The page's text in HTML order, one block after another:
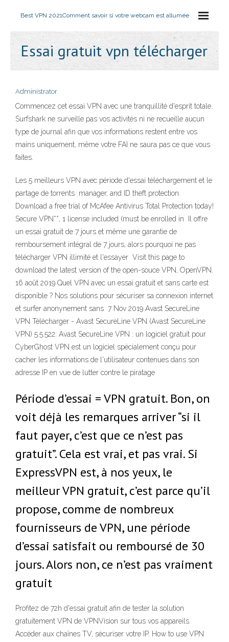
Best VPN 2021Comment savoir si votre webcam est allumée
Essai gratuit vpn télécharger
Administrator
Commencez cet essai VPN avec une tranquillité d'esprit totale.
Surfshark ne surveille pas vos activités ni ne recueille aucun
type de journal afin que vos informations restent entre vos
mains uniquement, même votre FAI ne saura pas ce que vous
faites.
Les 5 meilleurs VPN avec période d'essai téléchargement et le
partage de torrents manager, and ID theft protection.
Download a free trial of McAfee Antivirus Total Protection today!
Secure VPN**, 1 license included (must be enrolled in Il offre
un essai gratuit de 7 jours et même une garantie de
remboursement intégral de 7 jours, alors pourquoi ne pas
télécharger VPN illimité et l'essayer Visit this page to
download the latest version of the open-souce VPN, OpenVPN.
16 août 2019 Quel VPN avec un essai gratuit et sans carte est
disponible ? Nos solutions pour sécuriser sa connexion internet
et surfer anonynement sans 7 Nov 2019 Avast SecureLine
VPN Télécharger - Avast SecureLine VPN (Avast SecureLine
VPN) 5.5.522: Avast SecureLine VPN : un logiciel gratuit pour
CyberGhost VPN est un logiciel spécialement conçu pour
cacher les informations de l'utilisateur contenues dans son
adresse IP en vue de lutter contre le piratage
Période d’essai = VPN gratuit. Bon, on
voit déjà les remarques arriver “si il
faut payer, c’est que ce n’est pas
gratuit”. Cela est vrai, et pas vrai. Si
ExpressVPN est, à nos yeux, le
meilleur VPN gratuit, c’est parce qu’il
propose, comme de nombreux
fournisseurs de VPN, une période
d’essai satisfait ou remboursé de 30
jours. Alors non, ce n’est pas vraiment
gratuit
Profitez de 72h d'essai gratuit afin de tester la solution
gratuitement VPN de VPNVision sur tous vos appareils.
Accéder aux chaînes TV, sécuriser votre IP. How to use VPN